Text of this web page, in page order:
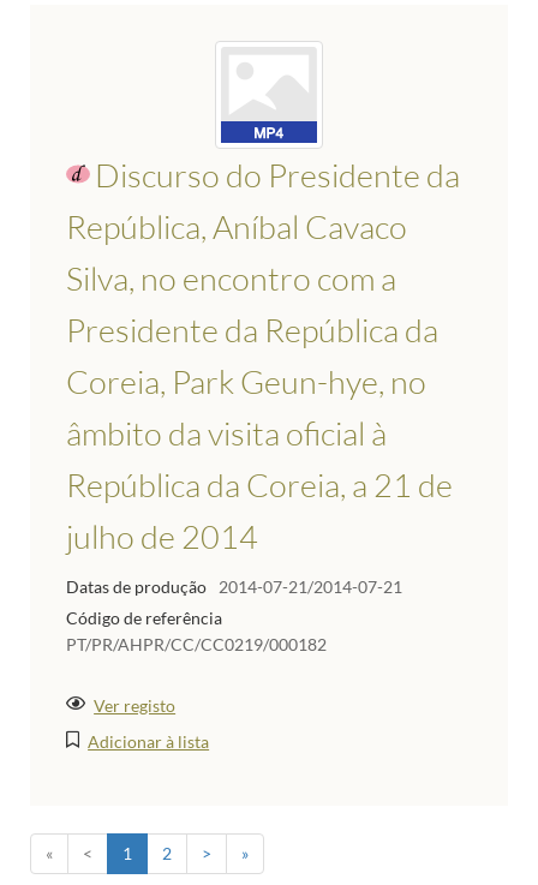
Discurso do Presidente da
República, Aníbal Cavaco
Silva, no encontro com a
Presidente da República da
Coreia, Park Geun-hye, no
âmbito da visita oficial à
República da Coreia, a 21 de
julho de 2014
Datas de produção
2014-07-21/2014-07-21
Código de referência
PT/PR/AHPR/CC/CC0219/000182
Ver registo
Adicionar à lista
« < 1 2 > »